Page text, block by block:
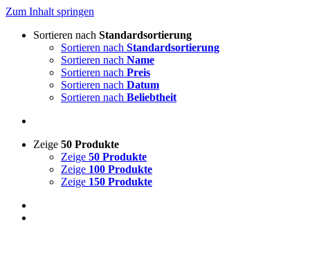
Zum Inhalt springen
Sortieren nach Standardsortierung
Sortieren nach Standardsortierung
Sortieren nach Name
Sortieren nach Preis
Sortieren nach Datum
Sortieren nach Beliebtheit
Zeige 50 Produkte
Zeige 50 Produkte
Zeige 100 Produkte
Zeige 150 Produkte